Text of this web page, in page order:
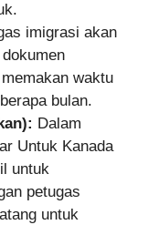
imigrasi akan
waktu
bulan.
Dalam
Untuk Kanada
untuk
petugas
untuk